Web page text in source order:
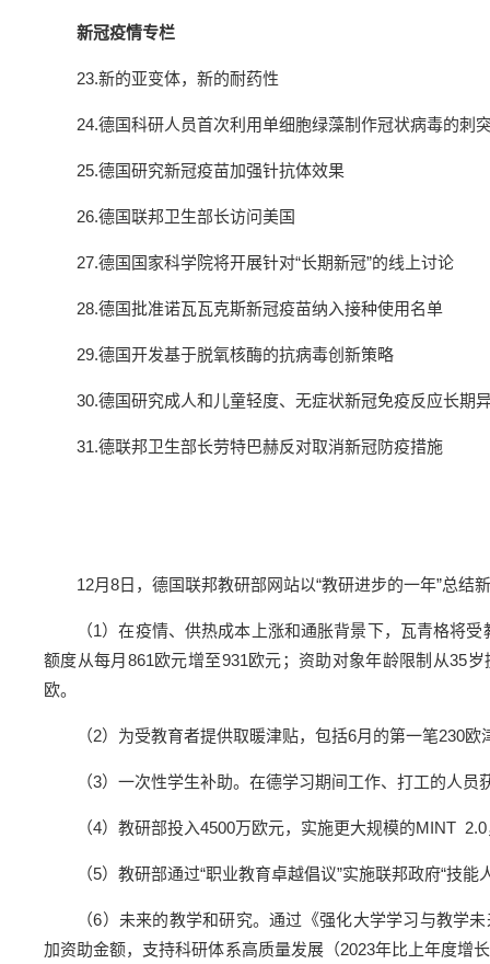
新冠疫情专栏
23.新的亚变体，新的耐药性
24.德国科研人员首次利用单细胞绿藻制作冠状病毒的刺
25.德国研究新冠疫苗加强针抗体效果
26.德国联邦卫生部长访问美国
27.德国国家科学院将开展针对“长期新冠”的线上讨论
28.德国批准诺瓦瓦克斯新冠疫苗纳入接种使用名单
29.德国开发基于脱氧核酶的抗病毒创新策略
30.德国研究成人和儿童轻度、无症状新冠免疫反应长期
31.德联邦卫生部长劳特巴赫反对取消新冠防疫措施
12月8日，德国联邦教研部网站以“教研进步的一年”总
（1）在疫情、供热成本上涨和通胀背景下，瓦青格将
额度从每月861欧元增至931欧元；资助对象年龄限制从35
欧。
（2）为受教育者提供取暖津贴，包括6月的第一笔230
（3）一次性学生补助。在德学习期间工作、打工的人
（4）教研部投入4500万欧元，实施更大规模的MINT
（5）教研部通过“职业教育卓越倡议”实施联邦政府“技
（6）未来的教学和研究。通过《强化大学学习与教
加资助金额，支持科研体系高质量发展（2023年比上年度增